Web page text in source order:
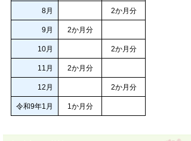
8月 2か月分
9月 2か月分
10月 2か月分
11月 2か月分
12月 2か月分
令和9年1月 1か月分